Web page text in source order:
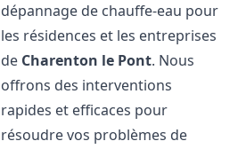
dépannage de chauffe-eau pour
les résidences et les entreprises
de Charenton le Pont. Nous
offrons des interventions
rapides et efficaces pour
résoudre vos problèmes de